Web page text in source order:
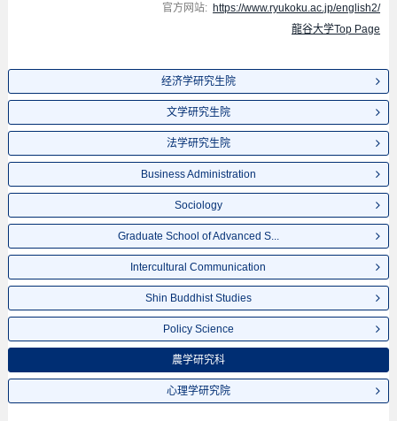
官方网站: https://www.ryukoku.ac.jp/english2/
龍谷大学Top Page
经济学研究生院
文学研究生院
法学研究生院
Business Administration
Sociology
Graduate School of Advanced S...
Intercultural Communication
Shin Buddhist Studies
Policy Science
農学研究科
心理学研究院